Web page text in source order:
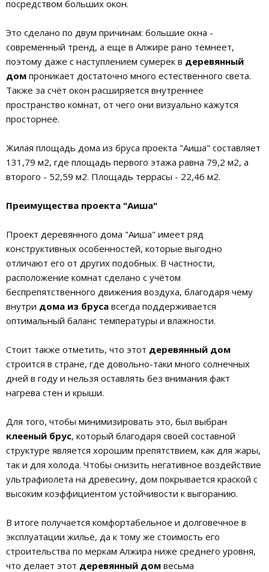
посредством больших окон.
Это сделано по двум причинам: большие окна -
современный тренд, а еще в Алжире рано темнеет,
поэтому даже с наступлением сумерек в деревянный
дом проникает достаточно много естественного света.
Также за счёт окон расширяется внутреннее
пространство комнат, от чего они визуально кажутся
просторнее.
Жилая площадь дома из бруса проекта "Аиша" составляет
131,79 м2, где площадь первого этажа равна 79,2 м2, а
второго - 52,59 м2. Площадь террасы - 22,46 м2.
Преимущества проекта "Аиша"
Проект деревянного дома "Аиша" имеет ряд
конструктивных особенностей, которые выгодно
отличают его от других подобных. В частности,
расположение комнат сделано с учётом
беспрепятственного движения воздуха, благодаря чему
внутри дома из бруса всегда поддерживается
оптимальный баланс температуры и влажности.
Стоит также отметить, что этот деревянный дом
строится в стране, где довольно-таки много солнечных
дней в году и нельзя оставлять без внимания факт
нагрева стен и крыши.
Для того, чтобы минимизировать это, был выбран
клееный брус, который благодаря своей составной
структуре является хорошим препятствием, как для жары,
так и для холода. Чтобы снизить негативное воздействие
ультрафиолета на древесину, дом покрывается краской с
высоким коэффициентом устойчивости к выгоранию.
В итоге получается комфортабельное и долговечное в
эксплуатации жильё, да к тому же стоимость его
строительства по меркам Алжира ниже среднего уровня,
что делает этот деревянный дом весьма